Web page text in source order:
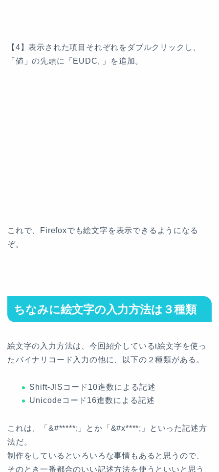
【4】表示された項目それぞれをダブルクリックし、
「値」の先頭に「EUDC, 」を追加。
これで、Firefoxでも絵文字を表示できるようになる
ぞ。
ちなみに絵文字の入力方法は３種類
絵文字の入力方法は、今回紹介しているi絵文字を使っ
たバイナリコード入力の他に、以下の２種類がある。
Shift-JISコード10進数による記述
Unicodeコード16進数による記述
これは、「&#*****;」とか「&#x****;」といった記述方
法だ。
制作をしているといろいろな事情もあると思うので、
そのとき一番都合のいい記述方法を使うといいと思う